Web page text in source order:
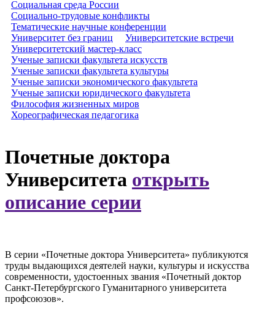
Социальная среда России
Социально-трудовые конфликты
Тематические научные конференции
Университет без границ
Университетские встречи
Университетский мастер-класс
Ученые записки факультета искусств
Ученые записки факультета культуры
Ученые записки экономического факультета
Ученые записки юридического факультета
Философия жизненных миров
Хореографическая педагогика
Почетные доктора
Университета открыть
описание серии
В серии «Почетные доктора Университета» публикуются
труды выдающихся деятелей науки, культуры и искусства
современности, удостоенных звания «Почетный доктор
Санкт-Петербургского Гуманитарного университета
профсоюзов».